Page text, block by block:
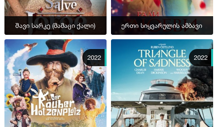
შავი სარკე (მამაცი ქალი) ერთი სიყვარულის ამბავი
2022 2022